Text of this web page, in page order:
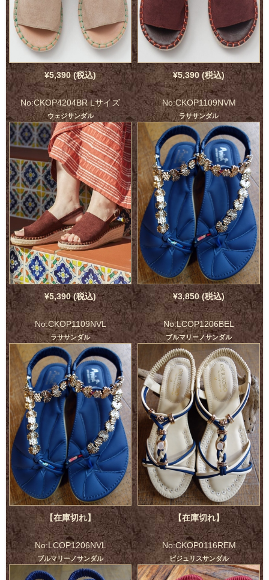
¥5,390 (税込) ¥5,390 (税込)
No:CKOP4204BR Lサイズ
ウェジサンダル
¥5,390 (税込)
No:CKOP1109NVM
ラササンダル
¥3,850 (税込)
No:CKOP1109NVL
ラササンダル
【在庫切れ】
No:LCOP1206BEL
ブルマリーノサンダル
【在庫切れ】
No:LCOP1206NVL
ブルマリーノサンダル
No:CKOP0116REM
ビジュリスサンダル